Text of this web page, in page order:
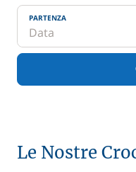
PARTENZA
Le Nostre